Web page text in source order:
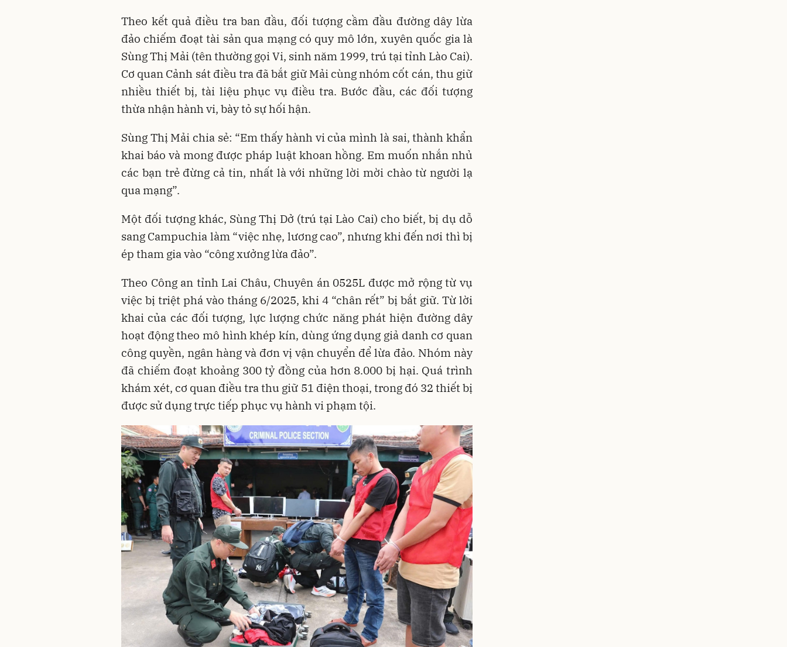
Theo kết quả điều tra ban đầu, đối tượng cầm đầu đường dây lừa
đảo chiếm đoạt tài sản qua mạng có quy mô lớn, xuyên quốc gia là
Sùng Thị Mải (tên thường gọi Vi, sinh năm 1999, trú tại tỉnh Lào Cai).
Cơ quan Cảnh sát điều tra đã bắt giữ Mải cùng nhóm cốt cán, thu giữ
nhiều thiết bị, tài liệu phục vụ điều tra. Bước đầu, các đối tượng
thừa nhận hành vi, bày tỏ sự hối hận.
Sùng Thị Mải chia sẻ: “Em thấy hành vi của mình là sai, thành khẩn
khai báo và mong được pháp luật khoan hồng. Em muốn nhắn nhủ
các bạn trẻ đừng cả tin, nhất là với những lời mời chào từ người lạ
qua mạng”.
Một đối tượng khác, Sùng Thị Dở (trú tại Lào Cai) cho biết, bị dụ dỗ
sang Campuchia làm “việc nhẹ, lương cao”, nhưng khi đến nơi thì bị
ép tham gia vào “công xưởng lừa đảo”.
Theo Công an tỉnh Lai Châu, Chuyên án 0525L được mở rộng từ vụ
việc bị triệt phá vào tháng 6/2025, khi 4 “chân rết” bị bắt giữ. Từ lời
khai của các đối tượng, lực lượng chức năng phát hiện đường dây
hoạt động theo mô hình khép kín, dùng ứng dụng giả danh cơ quan
công quyền, ngân hàng và đơn vị vận chuyển để lừa đảo. Nhóm này
đã chiếm đoạt khoảng 300 tỷ đồng của hơn 8.000 bị hại. Quá trình
khám xét, cơ quan điều tra thu giữ 51 điện thoại, trong đó 32 thiết bị
được sử dụng trực tiếp phục vụ hành vi phạm tội.